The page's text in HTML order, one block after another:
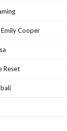
Cooper
Reset